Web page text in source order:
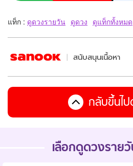
แท็ก : ดูดวงรายวัน ดูดวง ดูแท็กทั้งหมด
สนับสนุนเนื้อหา
กลับขึ้นไ
เลือกดูดวงราย